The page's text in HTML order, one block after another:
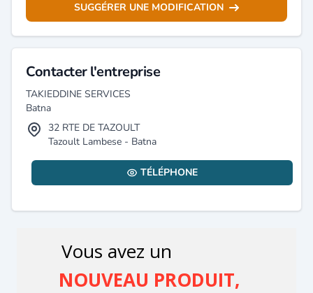
SUGGÉRER UNE MODIFICATION
Contacter l'entreprise
TAKIEDDINE SERVICES
Batna
32 RTE DE TAZOULT
Tazoult Lambese - Batna
TÉLÉPHONE